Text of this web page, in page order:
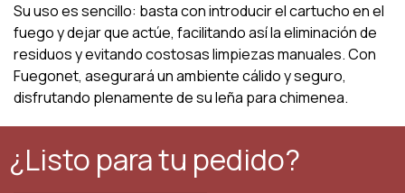
Su uso es sencillo: basta con introducir el cartucho en el
fuego y dejar que actúe, facilitando así la eliminación de
residuos y evitando costosas limpiezas manuales. Con
Fuegonet, asegurará un ambiente cálido y seguro,
disfrutando plenamente de su leña para chimenea.
¿Listo para tu pedido?